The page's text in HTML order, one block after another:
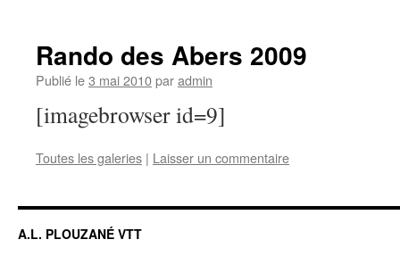
Rando des Abers 2009
Publié le3 mai 2010paradmin
[imagebrowser id=9]
Toutes les galeries | Laisser un commentaire
A.L. PLOUZANÉ VTT